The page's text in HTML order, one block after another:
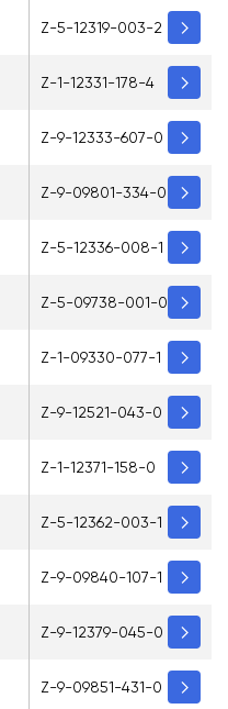
Z-5-12319-003-2
Z-1-12331-178-4
Z-9-12333-607-0
Z-9-09801-334-0
Z-5-12336-008-1
Z-5-09738-001-0
Z-1-09330-077-1
Z-9-12521-043-0
Z-1-12371-158-0
Z-5-12362-003-1
Z-9-09840-107-1
Z-9-12379-045-0
Z-9-09851-431-0